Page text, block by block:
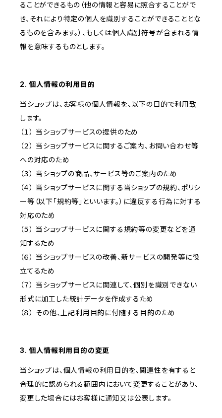
ることができるもの（他の情報と容易に照合することがで
き、それにより特定の個人を識別することができることとな
るものを含みます。）、もしくは個人識別符号が含まれる情
報を意味するものとします。
2. 個人情報の利用目的
当ショップは、お客様の個人情報を、以下の目的で利用致
します。
（１） 当ショップサービスの提供のため
（２） 当ショップサービスに関するご案内、お問い合わせ等
への対応のため
（３） 当ショップの商品、サービス等のご案内のため
（４） 当ショップサービスに関する当ショップの規約、ポリシ
ー等（以下「規約等」といいます。）に違反する行為に対する
対応のため
（５） 当ショップサービスに関する規約等の変更などを通
知するため
（６） 当ショップサービスの改善、新サービスの開発等に役
立てるため
（７） 当ショップサービスに関連して、個別を識別できない
形式に加工した統計データを作成するため
（８） その他、上記利用目的に付随する目的のため
3. 個人情報利用目的の変更
当ショップは、個人情報の利用目的を、関連性を有すると
合理的に認められる範囲内において変更することがあり、
変更した場合にはお客様に通知又は公表します。